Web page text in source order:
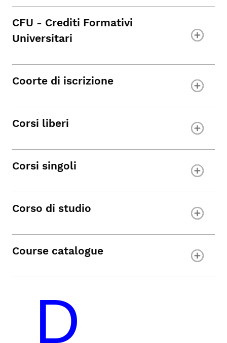
CFU - Crediti Formativi
Universitari
Coorte di iscrizione
Corsi liberi
Corsi singoli
Corso di studio
Course catalogue